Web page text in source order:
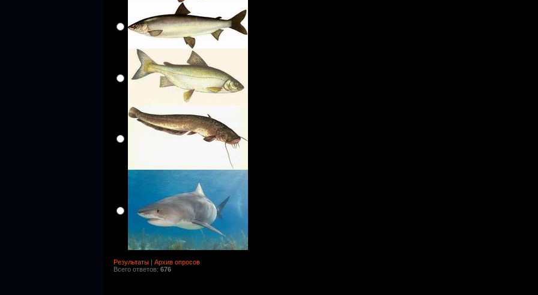
Результаты | Архив опросов
Всего ответов: 676